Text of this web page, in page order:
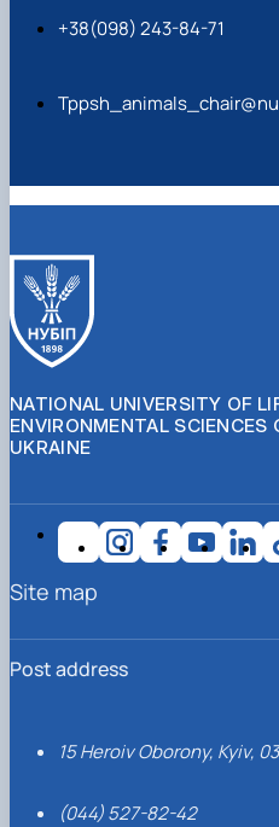
+38(098) 243-84-71
NATIONAL UNIVERSITY OF
ENVIRONMENTAL SCIENCES
UKRAINE
Post address
15 Heroiv Oborony, Kyiv,
(044) 527-82-42
Site map